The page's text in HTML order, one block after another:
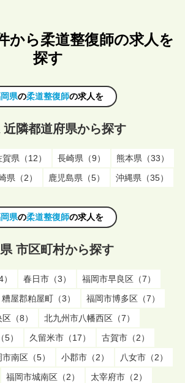
から柔道整復師の求人を
探す
県の柔道整復師の求人を
近隣都道府県から探す
賀県（12） 長崎県（9）
熊本県（33）
県（2） 鹿児島県（5） 沖縄県（35）
県の柔道整復師の求人を
市区町村から探す
春日市（3）
福岡市早良区（7）
糟屋郡粕屋町（3）
福岡市博多区（7）
（8）
北九州市八幡西区（7）
）
久留米市（17）
古賀市（2）
南区（5） 小郡市（2）
八女市（2）
福岡市城南区（2）
太宰府市（2）